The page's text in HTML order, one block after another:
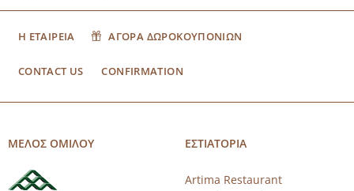
Η ΕΤΑΙΡΕΙΑ ΑΓΟΡΑ ΔΩΡΟΚΟΥΠΟΝΙΩΝ
CONTACT US CONFIRMATION
ΜΕΛΟΣ ΟΜΙΛΟΥ ΕΣΤΙΑΤΟΡΙΑ
Artima Restaurant